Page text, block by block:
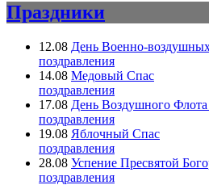
Праздники
12.08 День Военно-
поздравления
14.08 Медовый Спас
поздравления
17.08 День Воздушного Флота
поздравления
19.08 Яблочный Спас
поздравления
28.08 Успение Пресвятой
поздравления